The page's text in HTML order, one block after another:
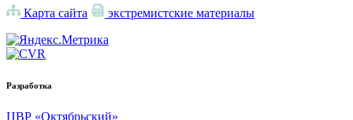
Карта сайта экстремистские материалы
Разработка
ЦВР «Октябрьский»